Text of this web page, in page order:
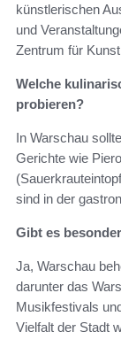
künstlerischen
und
Zentrum für
Welche
probieren?
In Warschau
Gerichte wie
sind in der
Gibt es
Ja, Warschau
darunter das
Musikfestivals
Vielfalt der Stadt